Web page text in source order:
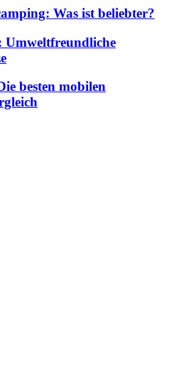
Was ist beliebter?
Umweltfreundliche
besten mobilen